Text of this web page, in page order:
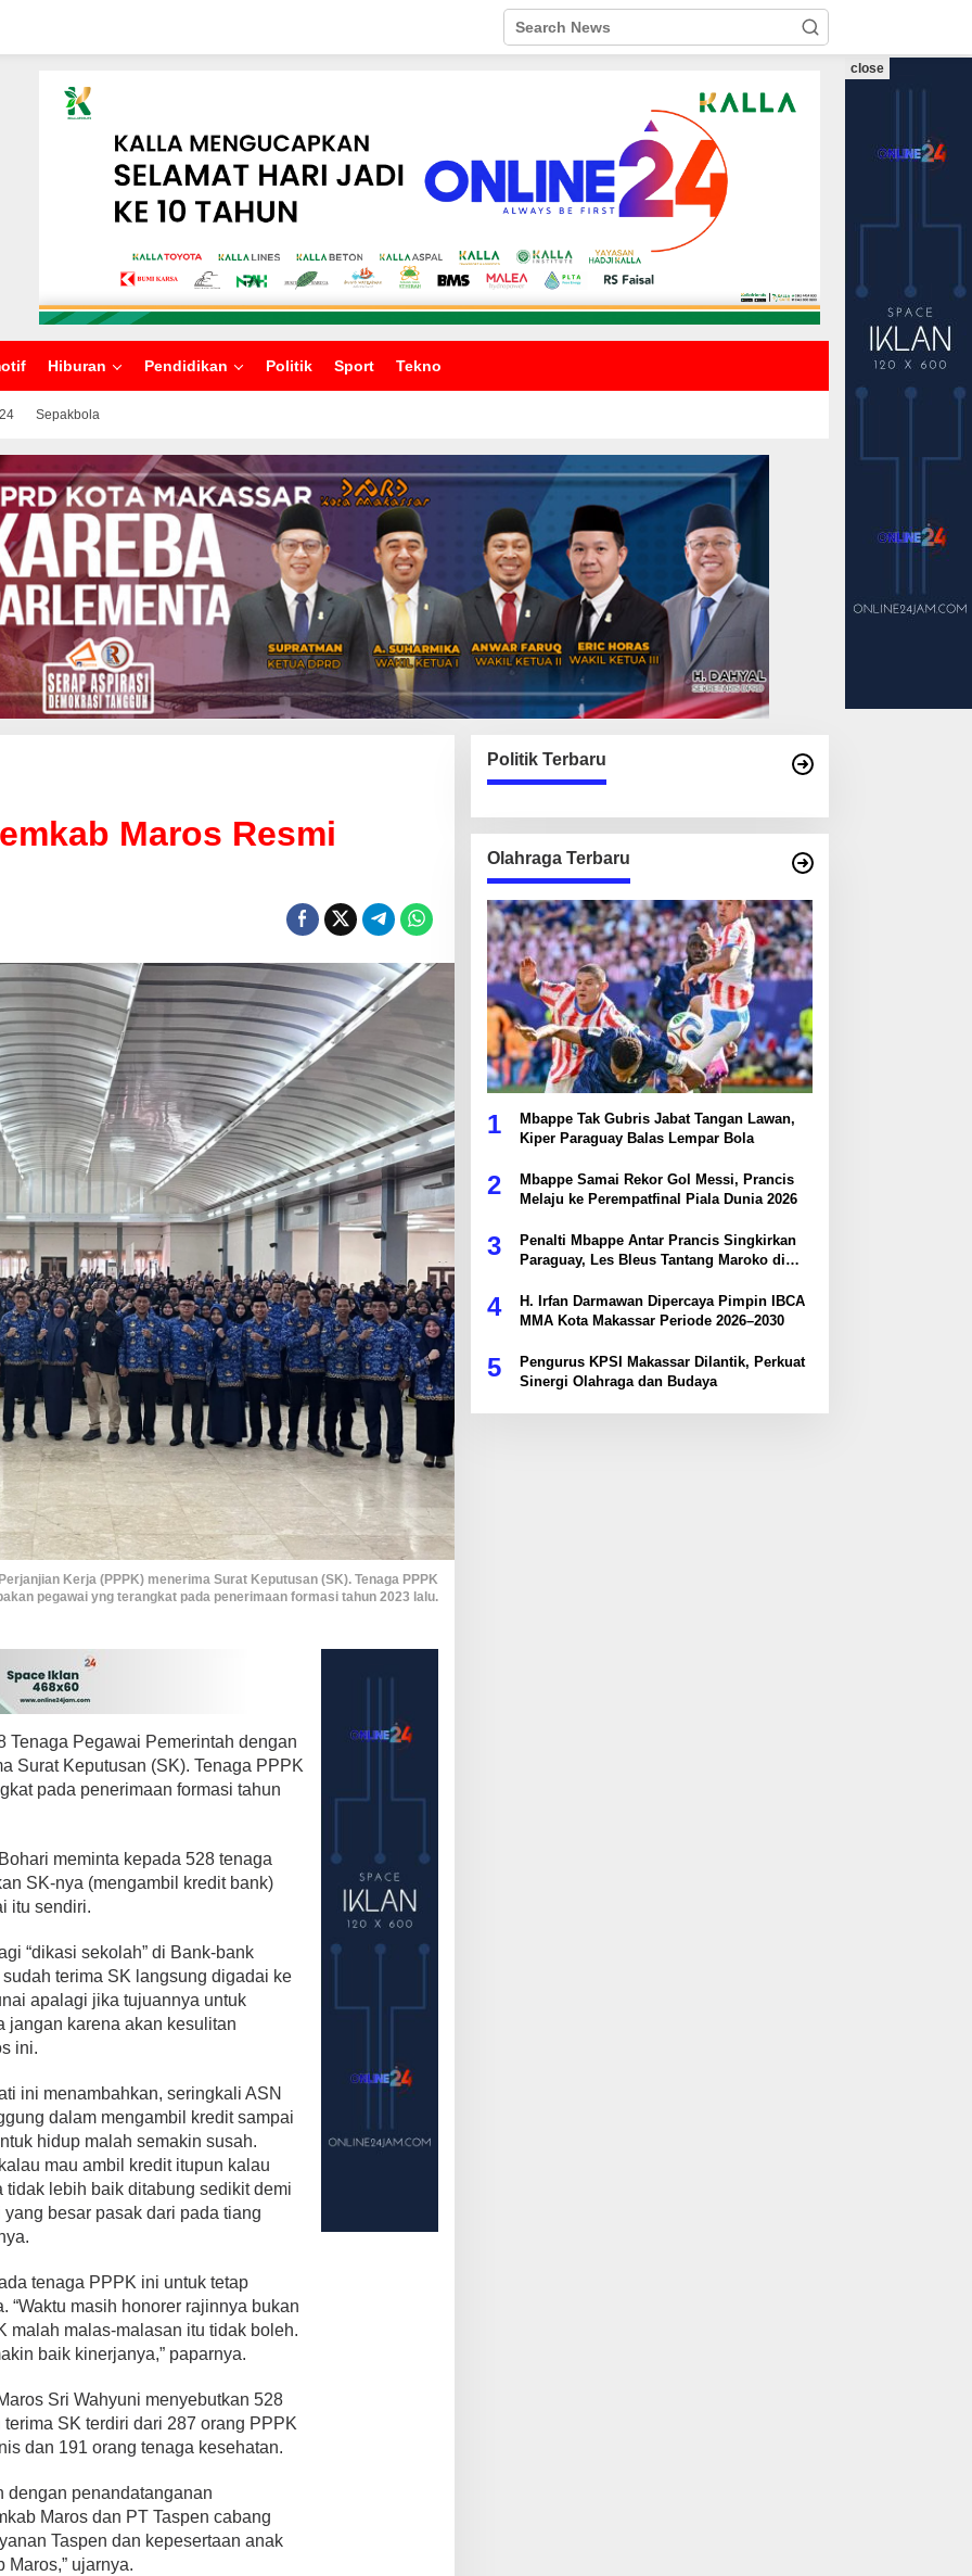
Hiburan Pendidikan Politik Sport Tekno
Sepakbola
close
Maros Resmi
Kerja (PPPK) menerima Surat Keputusan (SK). Tenaga PPPK
pegawai yng terangkat pada penerimaan formasi tahun 2023 lalu.
Tenaga Pegawai Pemerintah dengan
Surat Keputusan (SK). Tenaga PPPK
pada penerimaan formasi tahun
meminta kepada 528 tenaga
SK-nya (mengambil kredit bank)
itu sendiri.
“dikasi sekolah” di Bank-bank
terima SK langsung digadai ke
apalagi jika tujuannya untuk
jangan karena akan kesulitan
ini.
ini menambahkan, seringkali ASN
dalam mengambil kredit sampai
hidup malah semakin susah.
mau ambil kredit itupun kalau
lebih baik ditabung sedikit demi
besar pasak dari pada tiang
tenaga PPPK ini untuk tetap
“Waktu masih honorer rajinnya bukan
malah malas-malasan itu tidak boleh.
baik kinerjanya,” paparnya.
Sri Wahyuni menyebutkan 528
SK terdiri dari 287 orang PPPK
dan 191 orang tenaga kesehatan.
dengan penandatanganan
Maros dan PT Taspen cabang
Taspen dan kepesertaan anak
Maros,” ujarnya.
Politik Terbaru
Olahraga Terbaru
1
Mbappe Tak Gubris Jabat Tangan Lawan,
Kiper Paraguay Balas Lempar Bola
2
Mbappe Samai Rekor Gol Messi, Prancis
Melaju ke Perempatfinal Piala Dunia 2026
3
Penalti Mbappe Antar Prancis Singkirkan
Paraguay, Les Bleus Tantang Maroko di
4
H. Irfan Darmawan Dipercaya Pimpin IBCA
MMA Kota Makassar Periode 2026–2030
5
Pengurus KPSI Makassar Dilantik, Perkuat
Sinergi Olahraga dan Budaya